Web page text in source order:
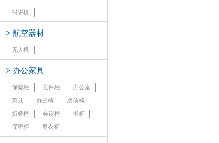
对讲机
> 航空器材
无人机
> 办公家具
保险柜 文件柜
办公桌
茶几
办公椅
桌前椅
折叠椅
会议椅
书柜
保密柜
更衣柜